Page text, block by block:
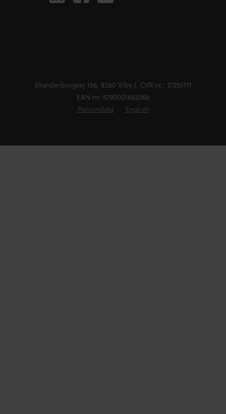
Skanderborgvej 156, 8260 Viby J. CVR nr.: 37251771
EAN nr: 5790001662066
Persondata
English